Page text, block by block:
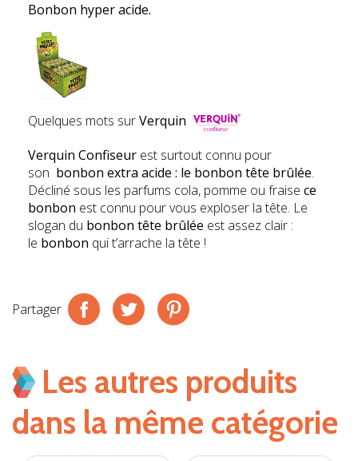
Bonbon hyper acide.
Quelques mots surVerquin
Verquin Confiseur est surtout connu pour
son bonbon extra acide : le bonbon tête brûlée.
Décliné sous les parfums cola, pomme ou fraise ce
bonbon est connu pour vous exploser la tête. Le
slogan du bonbon tête brûlée est assez clair :
le bonbon qui t’arrache la tête !
Partager
Les autres produits
dans la même catégorie